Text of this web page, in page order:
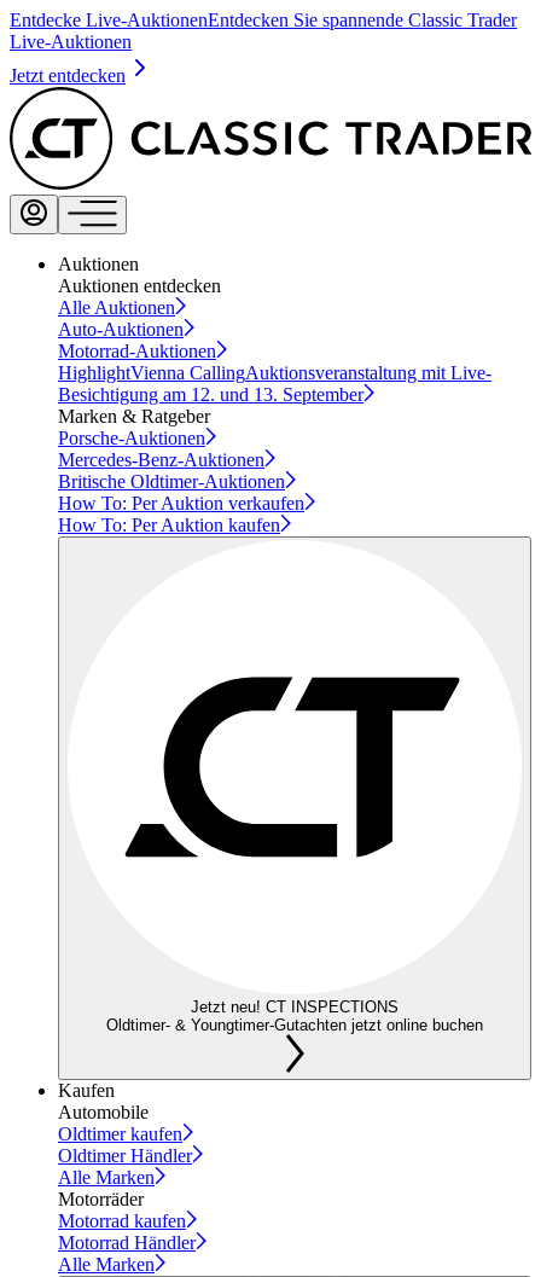
Entdecke Live-AuktionenEntdecken Sie spannende Classic Trader
Live-Auktionen
Jetzt entdecken
Auktionen
Auktionen entdecken
Alle Auktionen
Auto-Auktionen
Motorrad-Auktionen
HighlightVienna CallingAuktionsveranstaltung mit Live-
Besichtigung am 12. und 13. September
Marken & Ratgeber
Porsche-Auktionen
Mercedes-Benz-Auktionen
Britische Oldtimer-Auktionen
How To: Per Auktion verkaufen
How To: Per Auktion kaufen
Jetzt neu! CT INSPECTIONS
Oldtimer- & Youngtimer-Gutachten jetzt online buchen
Kaufen
Automobile
Oldtimer kaufen
Oldtimer Händler
Alle Marken
Motorräder
Motorrad kaufen
Motorrad Händler
Alle Marken